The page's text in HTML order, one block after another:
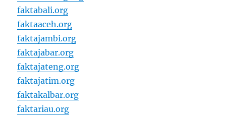
faktabali.org
faktaaceh.org
faktajambi.org
faktajabar.org
faktajateng.org
faktajatim.org
faktakalbar.org
faktariau.org